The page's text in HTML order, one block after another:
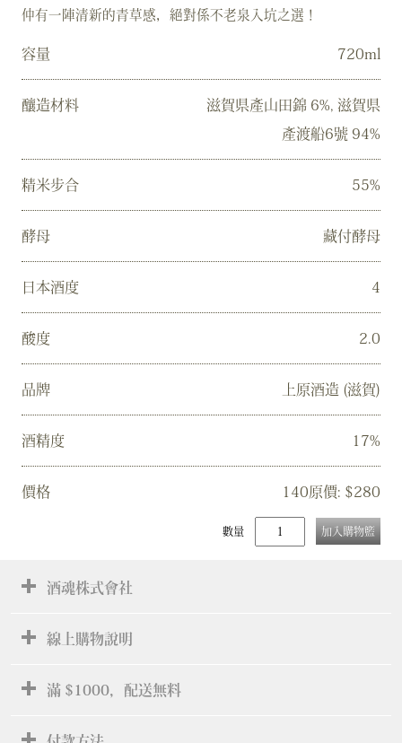
數量 加入購物籃
仲有一陣清新的青草感，絕對係不老泉入坑之選！
容量 720ml
釀造材料
滋賀県產山田錦 6%, 滋賀県
產渡船6號 94%
精米步合 55%
酵母 藏付酵母
日本酒度 4
酸度 2.0
品牌 上原酒造 (滋賀)
酒精度 17%
價格 140原價: $280
酒魂株式會社
線上購物說明
滿 $1000，配送無料